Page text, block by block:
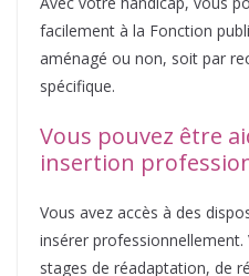
facilement à la Fonction
aménagé ou non, soit par
spécifique.
Vous pouvez être
insertion
Vous avez accès à des
insérer professionnellement.
stages de réadaptation, de